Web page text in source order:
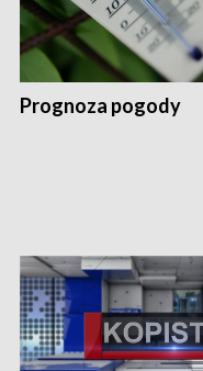
Prognoza pogody